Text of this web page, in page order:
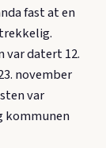
fast at en
datert 12.
november
var
kommunen